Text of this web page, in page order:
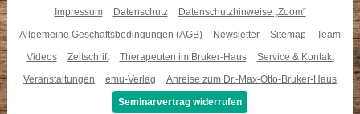
Impressum Datenschutz
Datenschutzhinweise „Zoom“
Allgemeine Geschäftsbedingungen (AGB)
Newsletter Sitemap
Team
Videos
Zeitschrift Therapeuten im Bruker-Haus
Service & Kontakt
Veranstaltungen
emu-Verlag
Anreise zum Dr.-Max-Otto-Bruker-Haus
Seminarvertrag widerrufen